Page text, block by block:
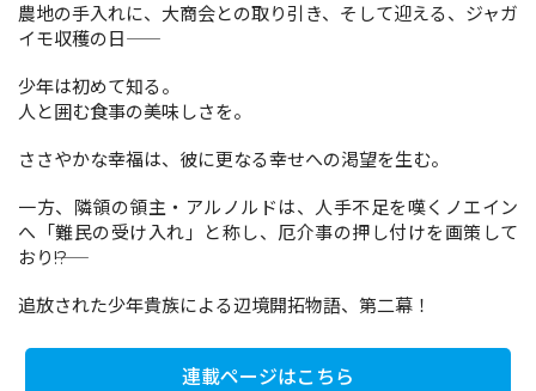
コミックエッセイ
閉じる
農地の手入れに、大商会との取り引き、そして迎える、ジャガ
イモ収穫の日――
少年は初めて知る。
人と囲む食事の美味しさを。
ささやかな幸福は、彼に更なる幸せへの渇望を生む。
一方、隣領の領主・アルノルドは、人手不足を嘆くノエイン
へ「難民の受け入れ」と称し、厄介事の押し付けを画策して
おり――!?
追放された少年貴族による辺境開拓物語、第二幕！
連載ページはこちら